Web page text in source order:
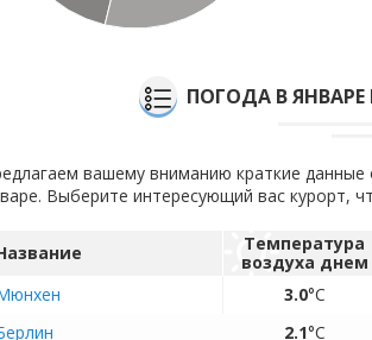
ПОГОДА В
вашему вниманию краткие данные
Выберите интересующий вас курорт,
Температура
воздуха днем
3.0°C
2.1°C